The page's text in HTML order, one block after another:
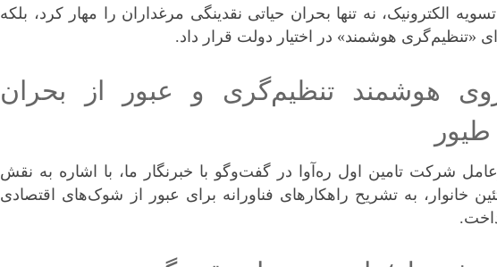
الکترونیک، نه تنها بحران حیاتی نقدینگی مرغداران را مهار کرد، بلکه
«تنظیم‌گری هوشمند» در اختیار دولت قرار داد.
هوشمند تنظیم‌گری و عبور از بحران
شرکت تامین اول ره‌آوا در گفت‌و‌گو با خبرنگار ما، با اشاره به نقش
خانوار، به تشریح راهکار‌های فناورانه برای عبور از شوک‌های اقتصادی